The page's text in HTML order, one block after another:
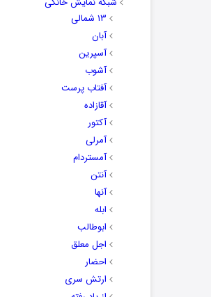
۱۳ شمالی
آبان
آسپرین
آشوب
آفتاب پرست
آقازاده
آکتور
آمرلی
آمستردام
آنتن
آنها
ابله
ابوطالب
اجل معلق
احضار
ارتش سری